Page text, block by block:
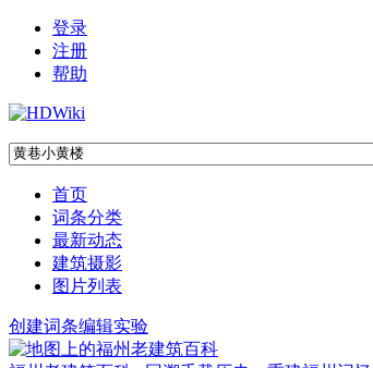
登录
注册
帮助
首页
词条分类
最新动态
建筑摄影
图片列表
创建词条编辑实验